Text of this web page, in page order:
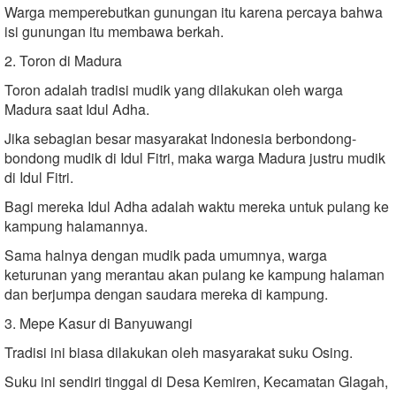
Warga memperebutkan gunungan itu karena percaya bahwa
isi gunungan itu membawa berkah.
2. Toron di Madura
Toron adalah tradisi mudik yang dilakukan oleh warga
Madura saat Idul Adha.
Jika sebagian besar masyarakat Indonesia berbondong-
bondong mudik di Idul Fitri, maka warga Madura justru mudik
di Idul Fitri.
Bagi mereka Idul Adha adalah waktu mereka untuk pulang ke
kampung halamannya.
Sama halnya dengan mudik pada umumnya, warga
keturunan yang merantau akan pulang ke kampung halaman
dan berjumpa dengan saudara mereka di kampung.
3. Mepe Kasur di Banyuwangi
Tradisi ini biasa dilakukan oleh masyarakat suku Osing.
Suku ini sendiri tinggal di Desa Kemiren, Kecamatan Glagah,